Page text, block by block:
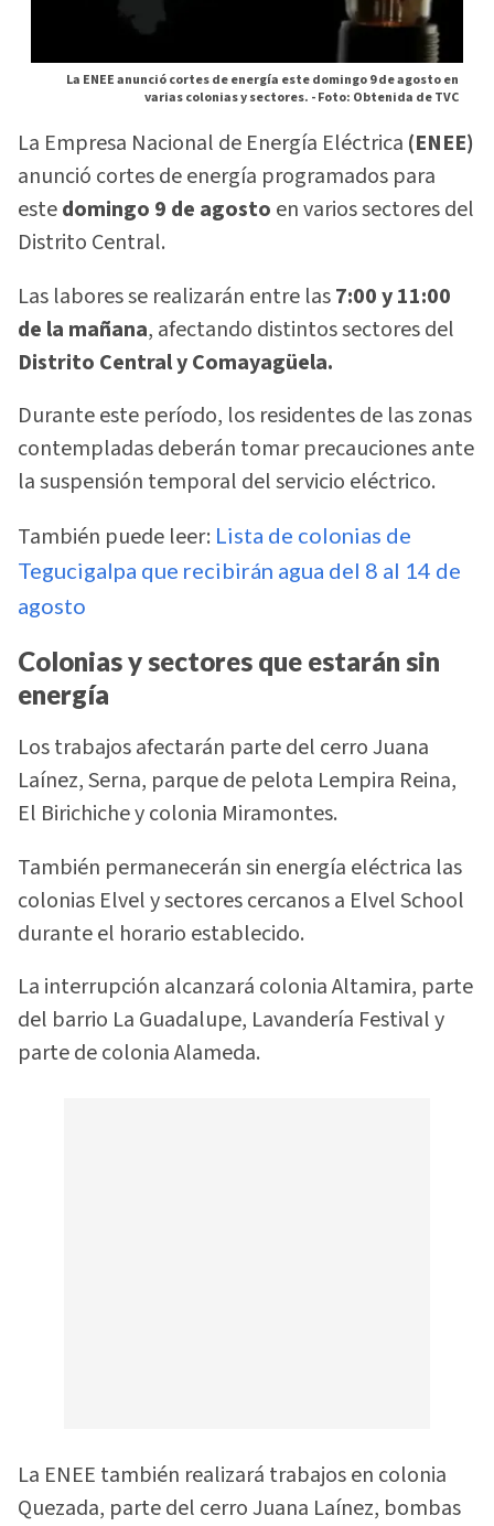
La ENEE anunció cortes de energía este domingo 9 de agosto en
varias colonias y sectores. -Foto: Obtenida de TVC
La Empresa Nacional de Energía Eléctrica (ENEE)
anunció cortes de energía programados para
estedomingo 9 de agosto en varios sectores del
Distrito Central.
Las labores se realizarán entre las7:00 y 11:00
de la mañana, afectando distintos sectores del
Distrito Central y Comayagüela.
Durante este período, los residentes de las zonas
contempladas deberán tomar precauciones ante
la suspensión temporal del servicio eléctrico.
También puede leer: Lista de colonias de
Tegucigalpa que recibirán agua del 8 al 14 de
agosto
Colonias y sectores que estarán sin
energía
Los trabajos afectarán parte del cerro Juana
Laínez, Serna, parque de pelota Lempira Reina,
El Birichiche y colonia Miramontes.
También permanecerán sin energía eléctrica las
colonias Elvel y sectores cercanos a Elvel School
durante el horario establecido.
La interrupción alcanzará colonia Altamira, parte
del barrio La Guadalupe, Lavandería Festival y
parte de colonia Alameda.
La ENEE también realizará trabajos en colonia
Quezada, parte del cerro Juana Laínez, bombas